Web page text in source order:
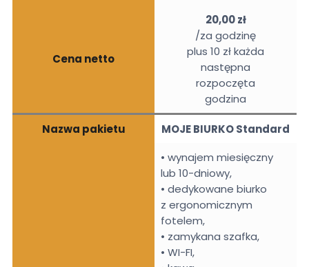
Cena netto
20,00 zł
/za godzinę
plus 10 zł każda
następna
rozpoczęta
godzina
Nazwa pakietu MOJE BIURKO Standard
• wynajem miesięczny
lub 10-dniowy,
• dedykowane biurko
z ergonomicznym
fotelem,
• zamykana szafka,
• WI-FI,